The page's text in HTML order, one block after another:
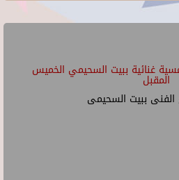
غنائية ببيت السحيمي الخميس
المقبل
الفنى ببيت السحيمى